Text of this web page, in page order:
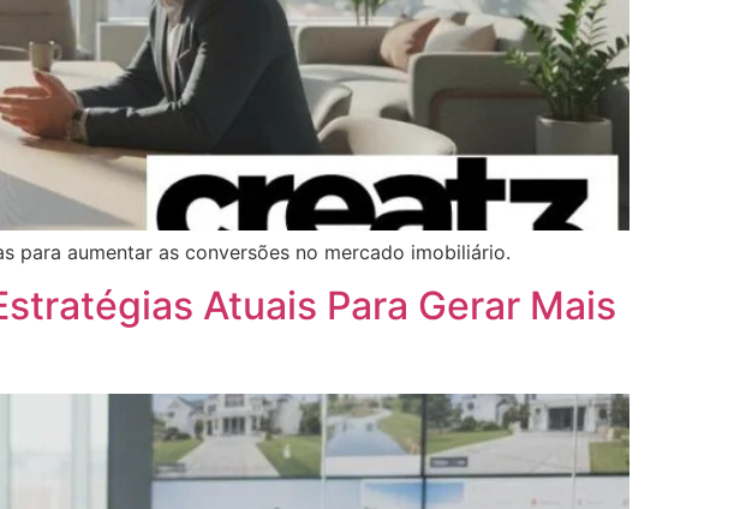
para aumentar as conversões no mercado imobiliário.
Atuais Para Gerar Mais